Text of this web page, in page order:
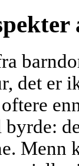
det er
Menn